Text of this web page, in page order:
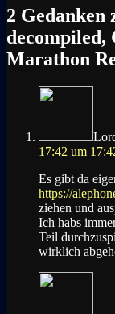
2 Gedanken
decompiled,
Marathon
17:42 um
Es gibt da
https://
ziehen und
Ich habs
Teil
wirklich